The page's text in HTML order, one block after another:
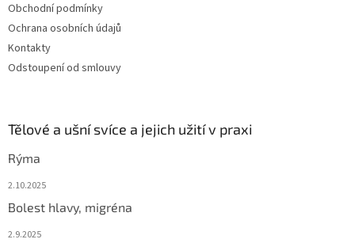
Obchodní podmínky
Ochrana osobních údajů
Kontakty
Odstoupení od smlouvy
Tělové a ušní svíce a jejich užití v praxi
Rýma
2.10.2025
Bolest hlavy, migréna
2.9.2025